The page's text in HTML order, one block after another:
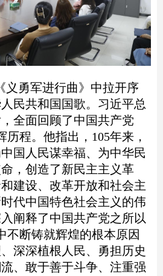
义勇军进行曲》中拉开序
民共和国国歌。习近平总
全面回顾了中国共产党
历程。他指出，105年来，
国人民谋幸福、为中华民
，创造了新民主主义革
建设、改革开放和社会主
代中国特色社会主义的伟
阐释了中国共产党之所以
不断铸就辉煌的根本原因
深深植根人民、勇担历史
、敢于善于斗争、注重强